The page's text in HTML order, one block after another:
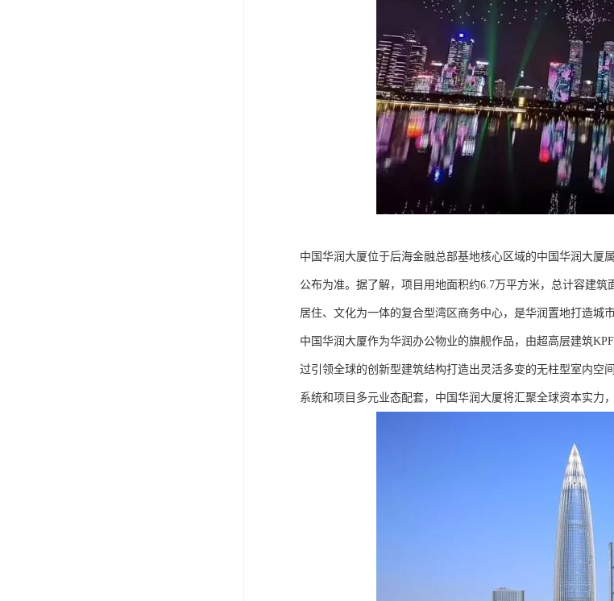
中国华润大厦位于后海金融总部基地核心区域的中国华润大厦
公布为准。据了解，项目用地面积约6.7万平方米，总计容建筑
居住、文化为一体的复合型湾区商务中心，是华润置地打造城市
中国华润大厦作为华润办公物业的旗舰作品，由超高层建筑
过引领全球的创新型建筑结构打造出灵活多变的无柱型室内空
系统和项目多元业态配套，中国华润大厦将汇聚全球资本实力